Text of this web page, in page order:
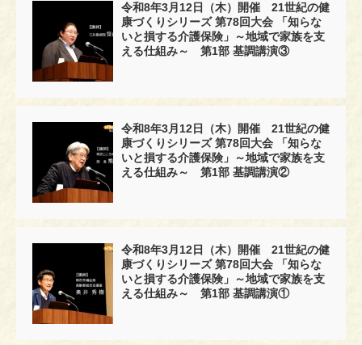
令和8年3月12日（木）開催 21世紀の健
康づくりシリーズ 第78回大会 「知らな
いと損する介護保険」～地域で家族を支
える仕組み～ 第1部 基調講演③
令和8年3月12日（木）開催 21世紀の健
康づくりシリーズ 第78回大会 「知らな
いと損する介護保険」～地域で家族を支
える仕組み～ 第1部 基調講演②
令和8年3月12日（木）開催 21世紀の健
康づくりシリーズ 第78回大会 「知らな
いと損する介護保険」～地域で家族を支
える仕組み～ 第1部 基調講演①